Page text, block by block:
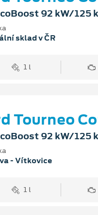
92 kW/125
sklad v ČR
1 l
Tourneo
92 kW/125
- Vítkovice
1 l